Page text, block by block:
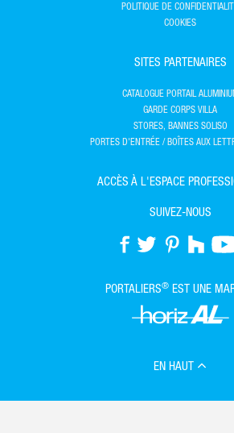
POLITIQUE DE
COOKIES
SITES PARTENAIRES
CATALOGUE PORTAIL
GARDE CORPS VILLA
STORES, BANNES SOLISO
PORTES D'ENTRÉE / BOÎTES AUX
ACCÈS À L'ESPACE
SUIVEZ-NOUS
PORTALIERS® EST UNE
EN HAUT